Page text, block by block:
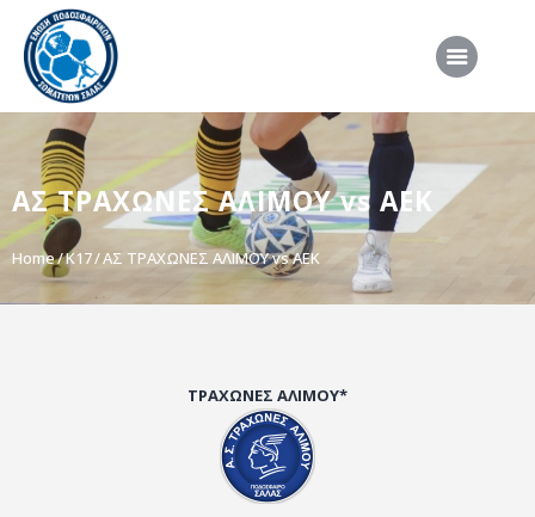
ΑΣ ΤΡΑΧΩΝΕΣ ΑΛΙΜΟΥ vs ΑΕΚ
Home Κ17 ΑΣ ΤΡΑΧΩΝΕΣ ΑΛΙΜΟΥ vs ΑΕΚ
ΑΡΧΙΚΗ
ΕΠΣΣ
ΔΙΟΡΓΑΝΩΣΕΙΣ
ΠΡΟΕΘΝΙΚΕΣ ΟΜΑΔΕΣ
ΣΥΝΕΝΤΕΥΞΕΙΣ
ΤΡΑΧΩΝΕΣ ΑΛΙΜΟΥ*